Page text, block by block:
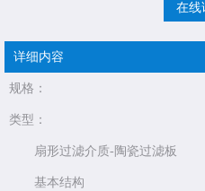
在线
详细内容
规格：
类型：
扇形过滤介质-陶瓷过滤板
基本结构